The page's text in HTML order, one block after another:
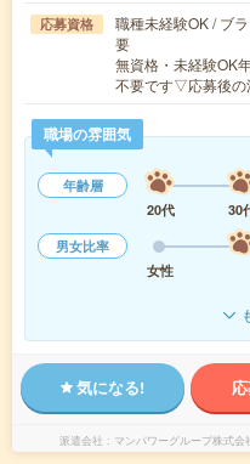
応募資格
職種未経験OK / ブ
要
無資格・未経験OK
不要です▽応募後
職場の雰囲気
年齢層
20代
30
男女比率
女性
気になる!
派遣会社 マンパワーグループ株式